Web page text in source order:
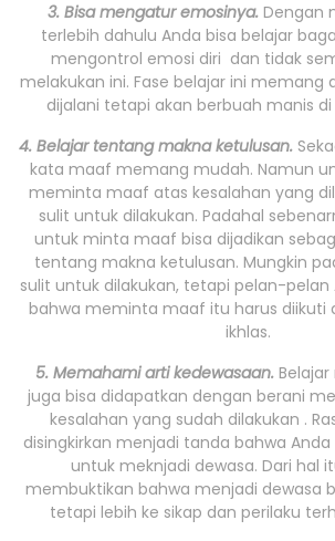
3. Bisa mengatur emosinya.Dengan
terlebih dahulu Anda bisa belajar
mengontrol emosi diri dan tidak
melakukan ini. Fase belajar ini memang
dijalani tetapi akan berbuah manis
4. Belajar tentang makna ketulusan.
kata maaf memang mudah. Namun
meminta maaf atas kesalahan yang
sulit untuk dilakukan. Padahal
untuk minta maaf bisa dijadikan
tentang makna ketulusan. Mungkin
sulit untuk dilakukan, tetapi pelan-
bahwa meminta maaf itu harus diikuti
ikhlas.
5. Memahami arti kedewasaan.Belajar
juga bisa didapatkan dengan berani
kesalahan yang sudah dilakukan .
disingkirkan menjadi tanda bahwa
untuk meknjadi dewasa. Dari hal
membuktikan bahwa menjadi dewasa
tetapi lebih ke sikap dan perilaku